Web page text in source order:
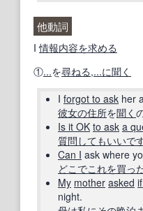
他動詞
I情報内容を求める
①...を尋ねる,...に聞く
I forgot to ask her
彼女の住所を聞く
Is it OK to ask a
質問してもいいで
Can I ask where
どこでこれを買っ
My mother asked
night.